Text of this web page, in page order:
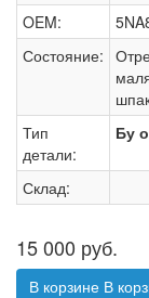
OEM:
Состояние:
Тип
детали:
Бу
Склад:
15 000 руб.
В корзине В